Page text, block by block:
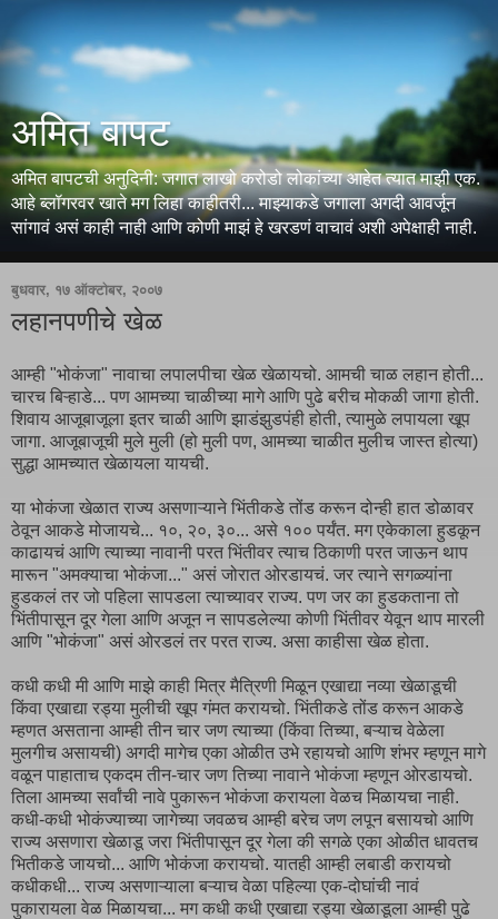
अमित बापट
अमित बापटची अनुदिनी: जगात लाखो करोडो लोकांच्या आहेत त्यात माझी एक.
आहे ब्लॉगरवर खाते मग लिहा काहीतरी... माझ्याकडे जगाला अगदी आवर्जून
सांगावं असं काही नाही आणि कोणी माझं हे खरडणं वाचावं अशी अपेक्षाही नाही.
बुधवार, १७ ऑक्टोबर, २००७
लहानपणीचे खेळ
आम्ही "भोकंजा" नावाचा लपालपीचा खेळ खेळायचो. आमची चाळ लहान होती...
चारच बिऱ्हाडे... पण आमच्या चाळीच्या मागे आणि पुढे बरीच मोकळी जागा होती.
शिवाय आजूबाजूला इतर चाळी आणि झाडंझुडपंही होती, त्यामुळे लपायला खूप
जागा. आजूबाजूची मुले मुली (हो मुली पण, आमच्या चाळीत मुलीच जास्त होत्या)
सुद्धा आमच्यात खेळायला यायची.
या भोकंजा खेळात राज्य असणाऱ्याने भिंतीकडे तोंड करून दोन्ही हात डोळावर
ठेवून आकडे मोजायचे... १०, २०, ३०... असे १०० पर्यंत. मग एकेकाला हुडकून
काढायचं आणि त्याच्या नावानी परत भिंतीवर त्याच ठिकाणी परत जाऊन थाप
मारून "अमक्याचा भोकंजा..." असं जोरात ओरडायचं. जर त्याने सगळ्यांना
हुडकलं तर जो पहिला सापडला त्याच्यावर राज्य. पण जर का हुडकताना तो
भिंतीपासून दूर गेला आणि अजून न सापडलेल्या कोणी भिंतीवर येवून थाप मारली
आणि "भोकंजा" असं ओरडलं तर परत राज्य. असा काहीसा खेळ होता.
कधी कधी मी आणि माझे काही मित्र मैत्रिणी मिळून एखाद्या नव्या खेळाडूची
किंवा एखाद्या रड्या मुलीची खूप गंमत करायचो. भिंतीकडे तोंड करून आकडे
म्हणत असताना आम्ही तीन चार जण त्याच्या (किंवा तिच्या, बऱ्याच वेळेला
मुलगीच असायची) अगदी मागेच एका ओळीत उभे रहायचो आणि शंभर म्हणून मागे
वळून पाहाताच एकदम तीन-चार जण तिच्या नावाने भोकंजा म्हणून ओरडायचो.
तिला आमच्या सर्वांची नावे पुकारून भोकंजा करायला वेळच मिळायचा नाही.
कधी-कधी भोकंज्याच्या जागेच्या जवळच आम्ही बरेच जण लपून बसायचो आणि
राज्य असणारा खेळाडू जरा भिंतीपासून दूर गेला की सगळे एका ओळीत धावतच
भितीकडे जायचो... आणि भोकंजा करायचो. यातही आम्ही लबाडी करायचो
कधीकधी... राज्य असणाऱ्याला बऱ्याच वेळा पहिल्या एक-दोघांची नावं
पुकारायला वेळ मिळायचा... मग कधी कधी एखाद्या रड्या खेळाडूला आम्ही पुढे